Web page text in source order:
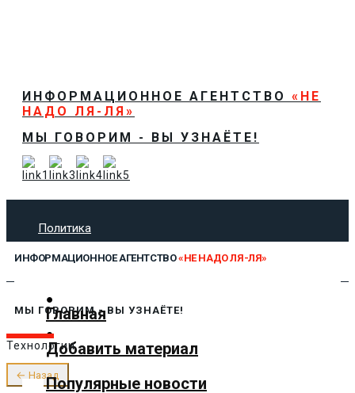
ИНФОРМАЦИОННОЕ АГЕНТСТВО «НЕ
НАДО ЛЯ-ЛЯ»
МЫ ГОВОРИМ - ВЫ УЗНАЁТЕ!
Политика
Технологии
Предложить новость
О нас
ИНФОРМАЦИОННОЕ АГЕНТСТВО«НЕ НАДО ЛЯ-ЛЯ»
Главная
Добавить материал
Популярные новости
МЫ ГОВОРИМ - ВЫ УЗНАЁТЕ!
Технологии
← Назад